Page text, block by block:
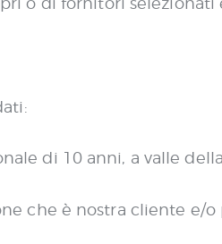
di 10 anni, a valle
che è nostra cliente e/o